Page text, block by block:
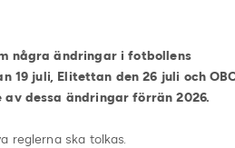
några ändringar i fotbollens
19 juli, Elitettan den 26 juli och
dessa ändringar förrän 2026.
reglerna ska tolkas.